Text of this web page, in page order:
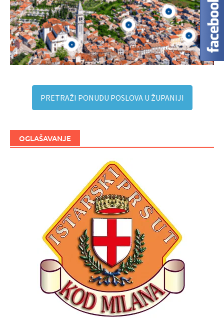
PRETRAŽI PONUDU POSLOVA U ŽUPANIJI
OGLAŠAVANJE